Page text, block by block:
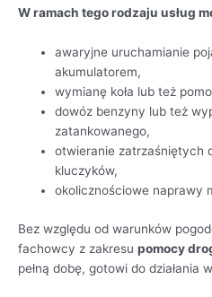
W ramach tego rodzaju usług
awaryjne uruchamianie
akumulatorem,
wymianę koła lub też
dowóz benzyny lub też
zatankowanego,
otwieranie zatrzaśniętych
kluczyków,
okolicznościowe naprawy
Bez względu od warunków
fachowcy z zakresu pomocy
pełną dobę, gotowi do działania